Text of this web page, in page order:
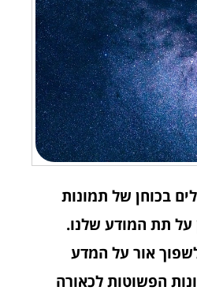
בכוחן של תמונות
על תת המודע שלנו.
אור על המדע
הפשוטות לכאורה